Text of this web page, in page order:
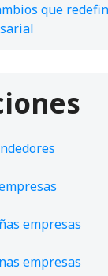
que
empresas
empresas